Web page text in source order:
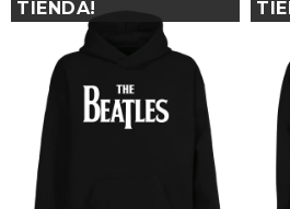
TIENDA!